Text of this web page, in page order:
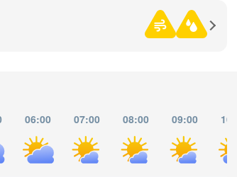
06:00 07:00 08:00 09:00
(Perm)
(Neftekamsk)
Челны
Chelny)